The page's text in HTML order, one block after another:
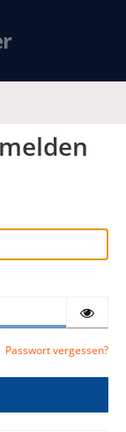
Passwort vergessen?